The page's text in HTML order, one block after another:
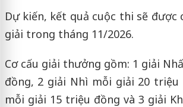
Dự kiến, kết quả cuộc thi sẽ được
giải trong tháng 11/2026.
Cơ cấu giải thưởng gồm: 1 giải
đồng, 2 giải Nhì mỗi giải 20 triệu
mỗi giải 15 triệu đồng và 3 giải